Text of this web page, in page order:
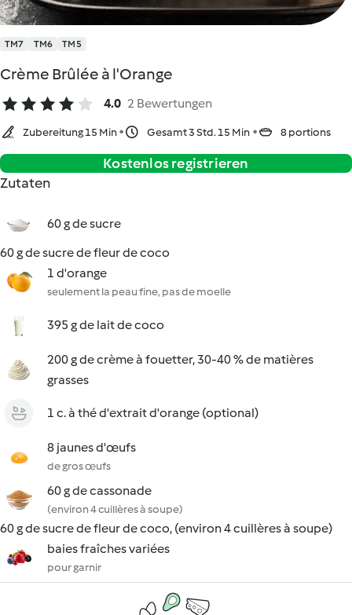
TM7 TM6 TM5
Crème Brûlée à l'Orange
4.0 2 Bewertungen
Zubereitung 15 Min Gesamt 3 Std. 15 Min 8 portions
Kostenlos registrieren
Zutaten
60 g de sucre
60 g de sucre de fleur de coco
1 d'orange
seulement la peau fine, pas de moelle
395 g de lait de coco
200 g de crème à fouetter, 30-40 % de matières
grasses
1 c. à thé d'extrait d'orange (optional)
8 jaunes d'œufs
de gros œufs
60 g de cassonade
(environ 4 cuillères à soupe)
60 g de sucre de fleur de coco, (environ 4 cuillères à soupe)
baies fraîches variées
pour garnir